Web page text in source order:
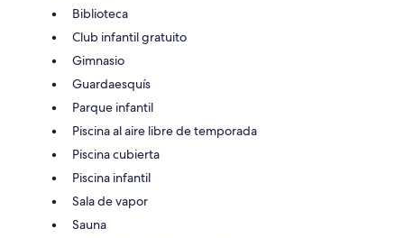
Biblioteca
Club infantil gratuito
Gimnasio
Guardaesquís
Parque infantil
Piscina al aire libre de temporada
Piscina cubierta
Piscina infantil
Sala de vapor
Sauna